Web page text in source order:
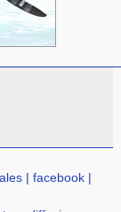
|facebook |